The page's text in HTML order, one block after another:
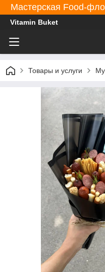
Мастерская Food-
Vitamin Buket
Товары и услуги